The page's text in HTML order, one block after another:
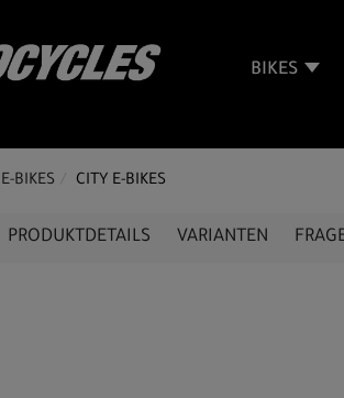
BIKES
E-BIKES CITY E-BIKES
PRODUKTDETAILS VARIANTEN